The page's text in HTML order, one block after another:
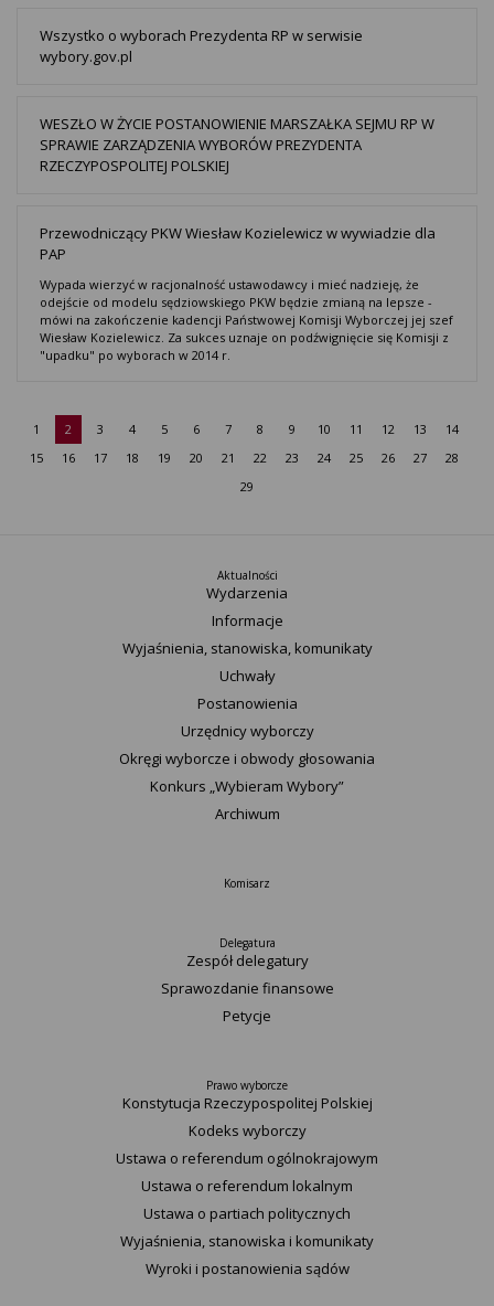
Wszystko o wyborach Prezydenta RP w serwisie
wybory.gov.pl
WESZŁO W ŻYCIE POSTANOWIENIE MARSZAŁKA SEJMU RP W
SPRAWIE ZARZĄDZENIA WYBORÓW PREZYDENTA
RZECZYPOSPOLITEJ POLSKIEJ
Przewodniczący PKW Wiesław Kozielewicz w wywiadzie dla
PAP
Wypada wierzyć w racjonalność ustawodawcy i mieć nadzieję, że
odejście od modelu sędziowskiego PKW będzie zmianą na lepsze -
mówi na zakończenie kadencji Państwowej Komisji Wyborczej jej szef
Wiesław Kozielewicz. Za sukces uznaje on podźwignięcie się Komisji z
"upadku" po wyborach w 2014 r.
1 2 3 4 5 6 7 8 9 10 11 12 13
14
15
16 17 18 19 20 21 22 23 24 25 26 27
28
29
Aktualności
Wydarzenia
Informacje
Wyjaśnienia, stanowiska, komunikaty
Uchwały
Postanowienia
Urzędnicy wyborczy
Okręgi wyborcze i obwody głosowania
Konkurs „Wybieram Wybory”
Archiwum
Komisarz
Delegatura
Zespół delegatury
Sprawozdanie finansowe
Petycje
Prawo wyborcze
Konstytucja Rzeczypospolitej Polskiej​
Kodeks wyborczy
Ustawa o referendum ogólnokrajowym
Ustawa o referendum lokalnym
Ustawa o partiach politycznych
Wyjaśnienia, stanowiska i komunikaty
Wyroki i postanowienia sądów